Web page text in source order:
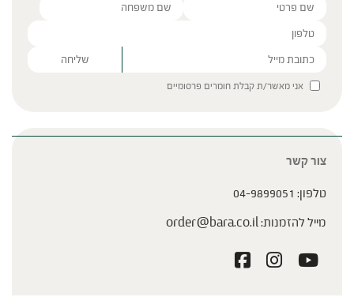
Please leave this field empty.
אני מאשר/ת קבלת חומרים פרסומיים
צור קשר
טלפון: 04-9899051
מייל להזמנות: order@bara.co.il